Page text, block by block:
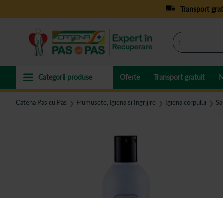
Transport
Oferte Transport gratuit
Catena Pas cu Pas ❯ Frumusete, Igiena si Ingrijire ❯ Igiena corpului ❯